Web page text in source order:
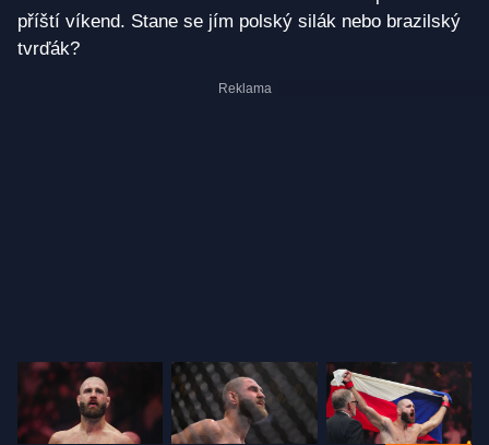
příští víkend. Stane se jím polský silák nebo brazilský
tvrďák?